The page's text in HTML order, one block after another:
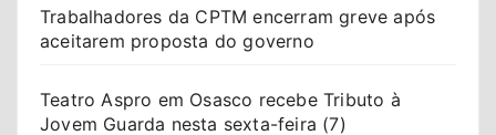
Trabalhadores da CPTM encerram greve após
aceitarem proposta do governo
Teatro Aspro em Osasco recebe Tributo à
Jovem Guarda nesta sexta-feira (7)